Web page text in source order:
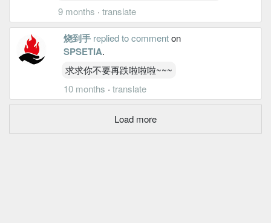
9 months · translate
烧到手 replied to commenton
SPSETIA.
求求你不要再跌啦啦啦~~~
10 months · translate
Load more